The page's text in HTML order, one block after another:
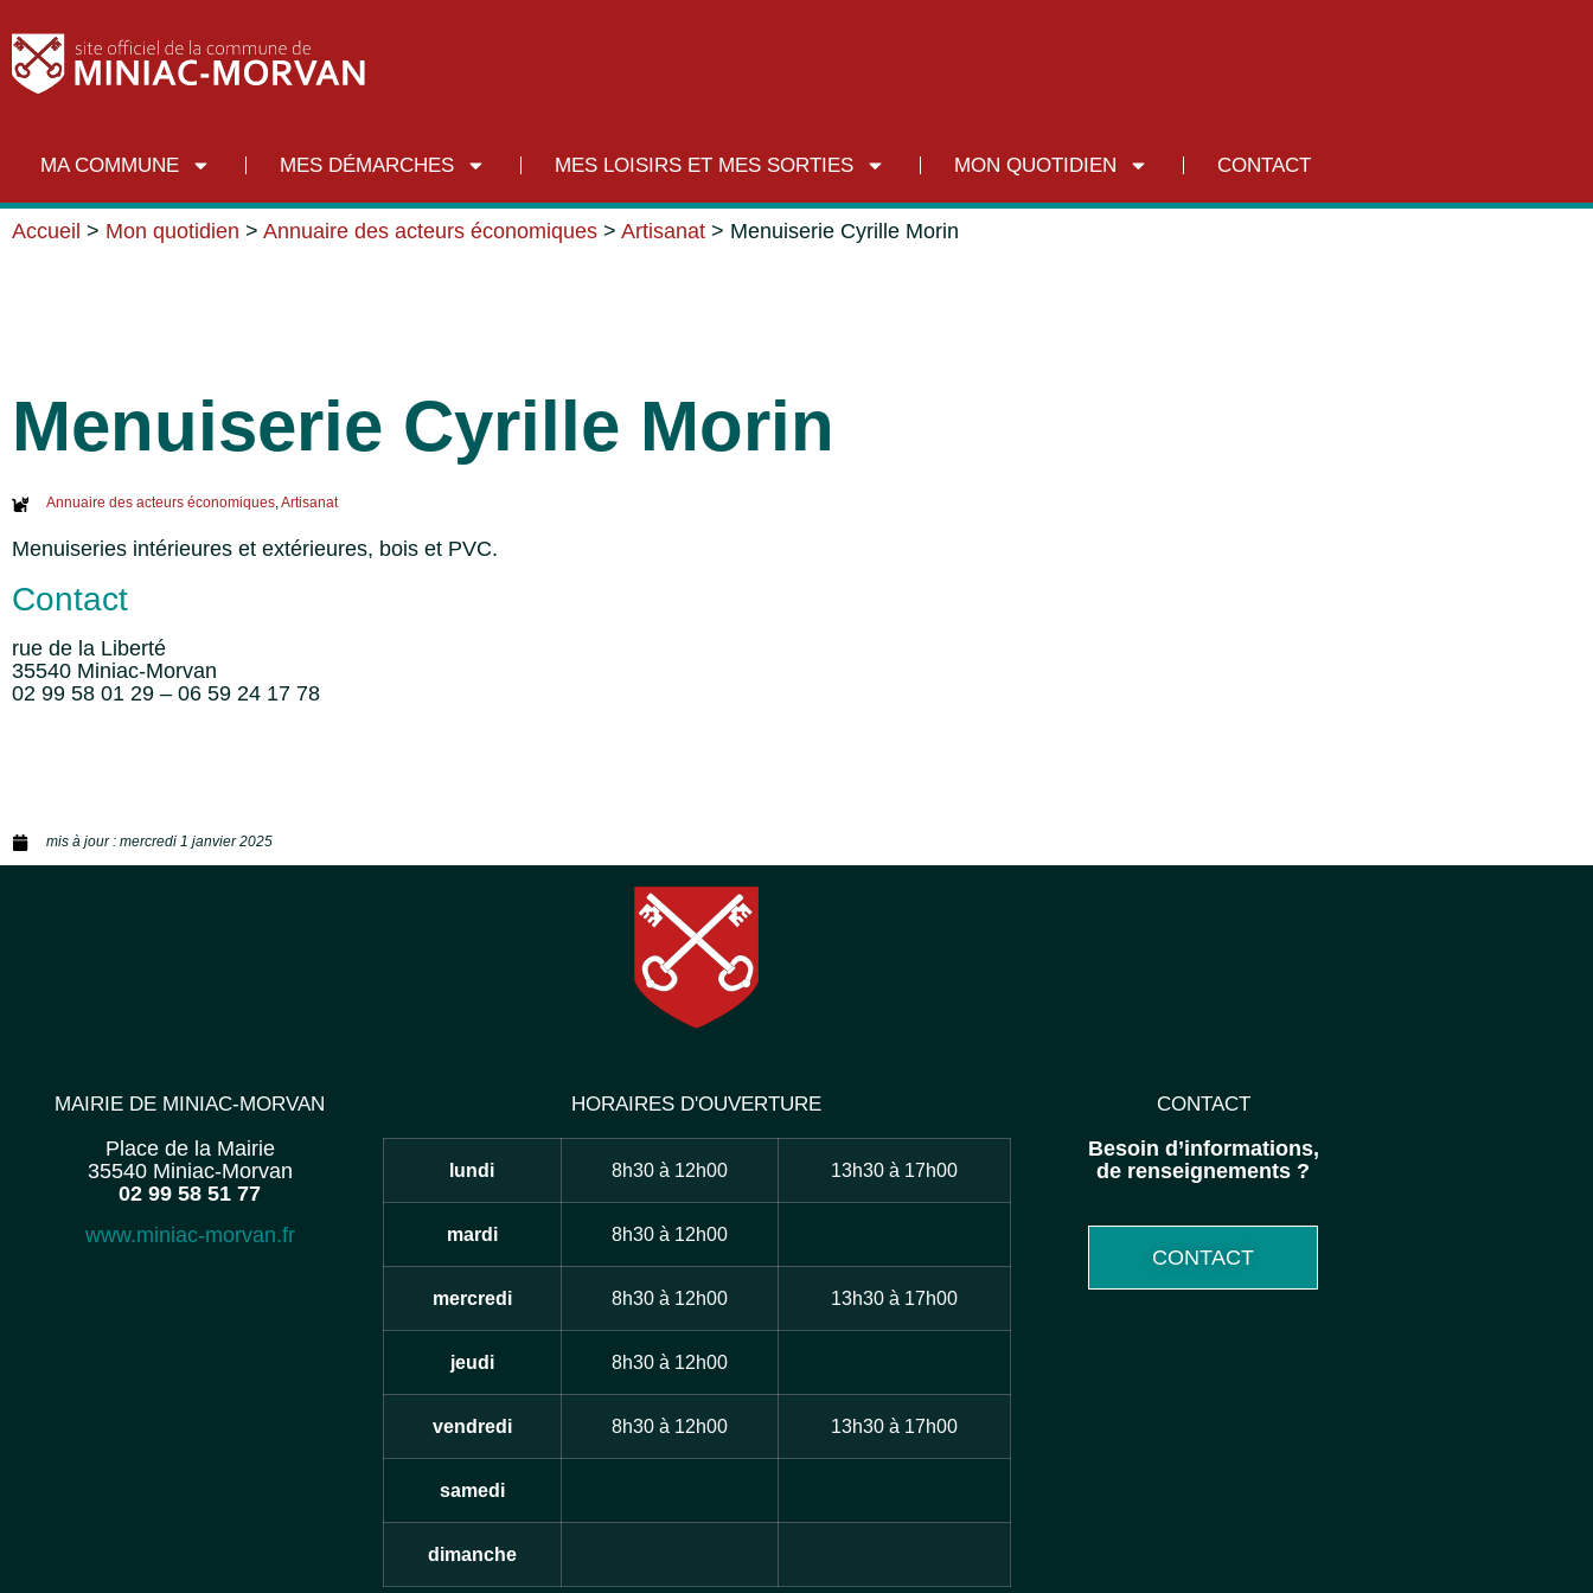
MA COMMUNE MES DÉMARCHES MES LOISIRS ET MES SORTIES MON QUOTIDIEN CONTACT
Accueil > Mon quotidien > Annuaire des acteurs économiques > Artisanat > Menuiserie Cyrille Morin
Menuiserie Cyrille Morin
Annuaire des acteurs économiques,Artisanat
Menuiseries intérieures et extérieures, bois et PVC.
Contact
rue de la Liberté
35540 Miniac-Morvan
02 99 58 01 29 – 06 59 24 17 78
mis à jour : mercredi 1 janvier 2025
MAIRIE DE MINIAC-MORVAN
Place de la Mairie
35540 Miniac-Morvan
02 99 58 51 77
www.miniac-morvan.fr
HORAIRES D'OUVERTURE
lundi 8h30 à 12h00 13h30 à 17h00
mardi 8h30 à 12h00
mercredi 8h30 à 12h00 13h30 à 17h00
jeudi 8h30 à 12h00
vendredi 8h30 à 12h00 13h30 à 17h00
samedi
dimanche
CONTACT
Besoin d’informations,
de renseignements ?
CONTACT